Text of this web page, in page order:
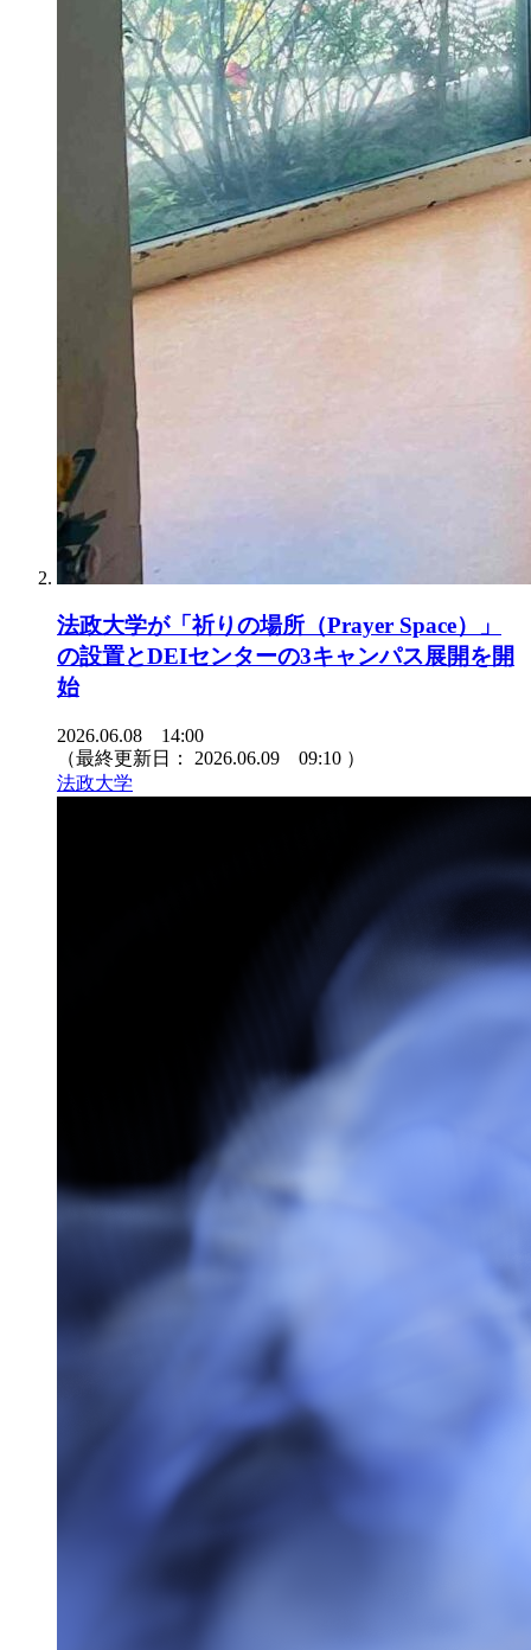
法政大学が「祈りの場所（Prayer Space）」
の設置とDEIセンターの3キャンパス展開を開
始
2026.06.08 14:00
（最終更新日： 2026.06.09 09:10 ）
法政大学